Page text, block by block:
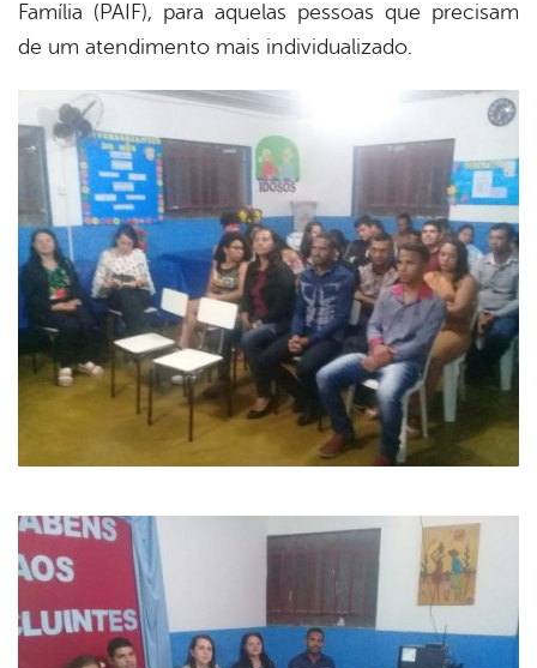
Família (PAIF), para aquelas pessoas que precisam
de um atendimento mais individualizado.